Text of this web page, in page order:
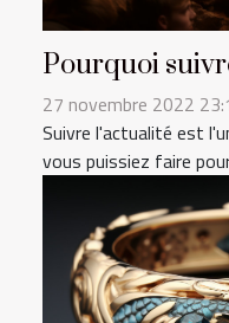
Pourquoi
27 novembre 2022
Suivre l'actualité est
vous puissiez faire